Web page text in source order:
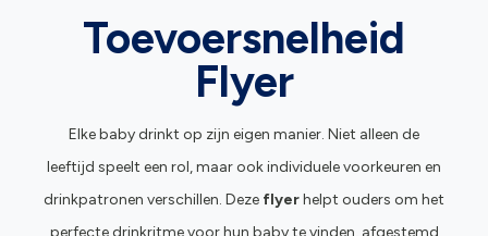
Toevoersnelheid
Flyer
Elke baby drinkt op zijn eigen manier. Niet alleen de
leeftijd speelt een rol, maar ook individuele voorkeuren en
drinkpatronen verschillen. Deze flyerhelpt ouders om het